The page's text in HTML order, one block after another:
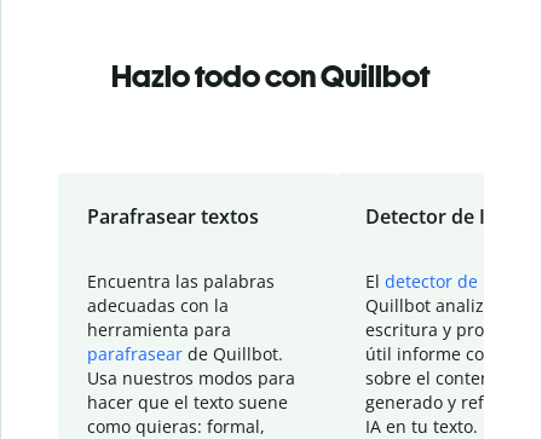
Hazlo todo con Quillbot
Parafrasear textos
Encuentra las palabras
adecuadas con la
herramienta para
parafrasear de Quillbot.
Usa nuestros modos para
hacer que el texto suene
como quieras: formal,
Detector de IA
El detector de IA
Quillbot analiza tu
escritura y
útil informe con
sobre el contenido
generado y refinado
IA en tu texto.